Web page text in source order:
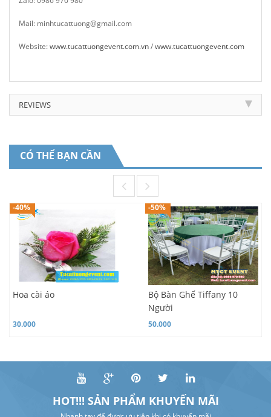
Mail: minhtucattuong@gmail.com
Website:www.tucattuongevent.com.vn/www.tucattuongevent.com
REVIEWS
CÓ THỂ BẠN CẦN
-40%
Hoa cài áo
30.000
-50%
Bộ Bàn Ghế Tiffany 10
Người
50.000
HOT!!! SẢN PHẨM KHUYẾN MÃI